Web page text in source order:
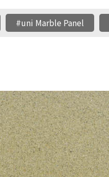
#uni Marble Panel